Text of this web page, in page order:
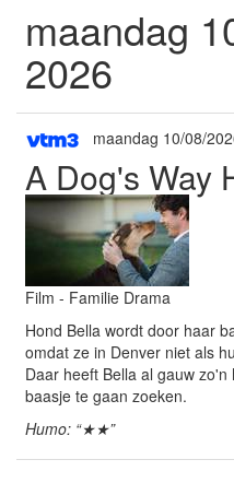
maandag
2026
maandag 10/08/
A Dog's Way
Film - Familie Drama
Hond Bella wordt door haar
omdat ze in Denver niet als
Daar heeft Bella al gauw
baasje te gaan zoeken.
Humo: “★★”